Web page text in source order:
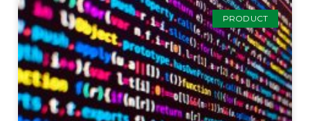
PRODUCT